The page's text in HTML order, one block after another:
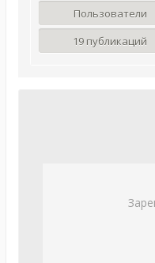
Пользователи
19 публикаций